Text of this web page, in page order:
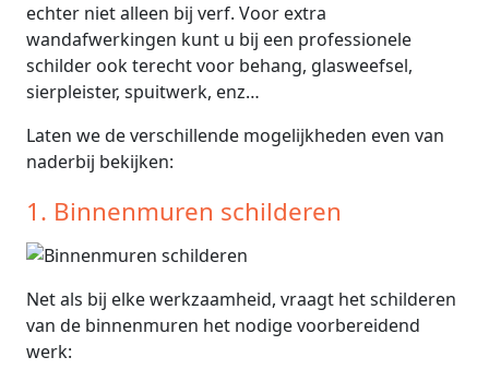
echter niet alleen bij verf. Voor extra
wandafwerkingen kunt u bij een professionele
schilder ook terecht voor behang, glasweefsel,
sierpleister, spuitwerk, enz…
Laten we de verschillende mogelijkheden even van
naderbij bekijken:
1. Binnenmuren schilderen
Net als bij elke werkzaamheid, vraagt het schilderen
van de binnenmuren het nodige voorbereidend
werk: